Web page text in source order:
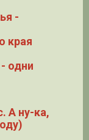
-
края
одни
А ну-ка,